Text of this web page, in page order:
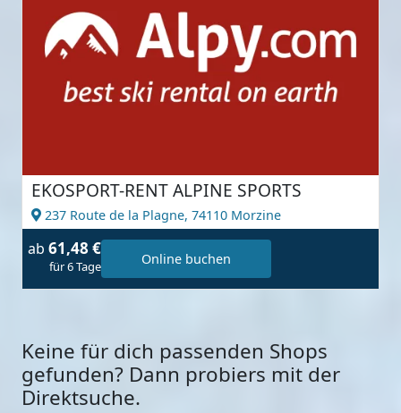
EKOSPORT-RENT ALPINE SPORTS
237 Route de la Plagne, 74110 Morzine
ab 61,48 €
für 6 Tage Online buchen
Keine für dich passenden Shops
gefunden? Dann probiers mit der
Direktsuche.